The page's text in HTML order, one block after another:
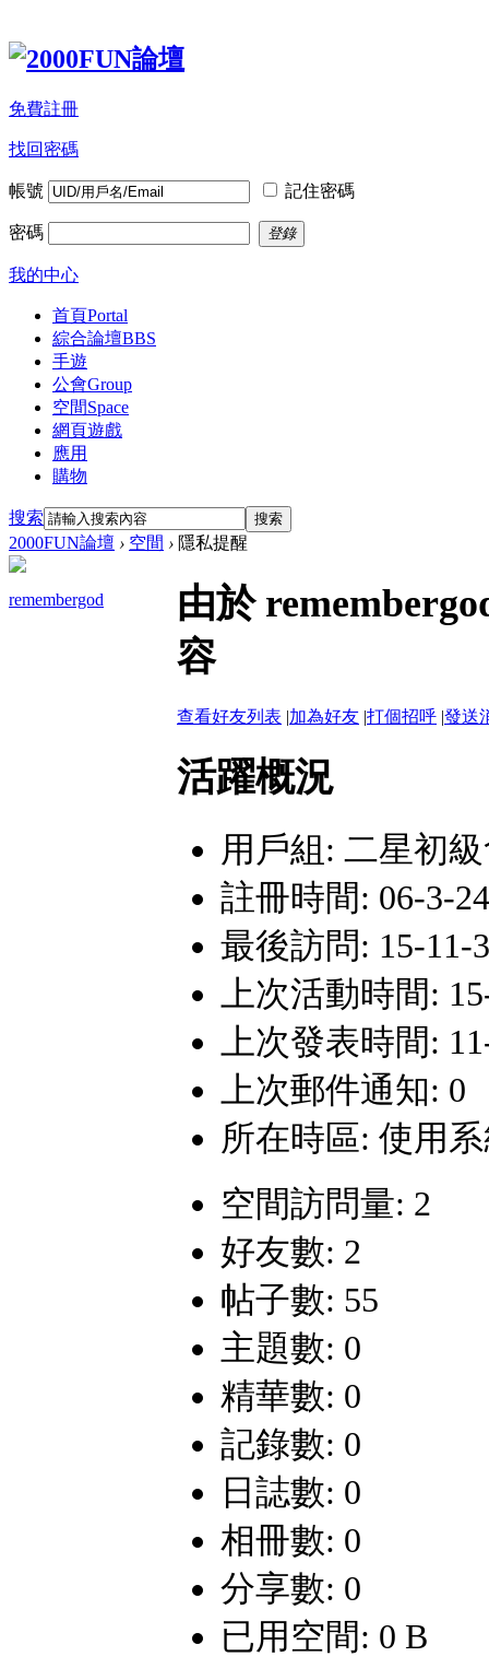
免費註冊
找回密碼
帳號 記住密碼
密碼 登錄
我的中心
首頁Portal
綜合論壇BBS
手遊
公會Group
空間Space
網頁遊戲
應用
購物
搜索 搜索
2000FUN論壇 › 空間 › 隱私提醒
remembergod
由於
容
查看好友列表 |加為好友 |打個招呼 |發送
活躍概況
用戶組: 二星初
註冊時間: 06-3-
最後訪問: 15-11-
上次活動時間:
上次發表時間:
上次郵件通知: 0
所在時區: 使用
空間訪問量: 2
好友數: 2
帖子數: 55
主題數: 0
精華數: 0
記錄數: 0
日誌數: 0
相冊數: 0
分享數: 0
已用空間: 0 B